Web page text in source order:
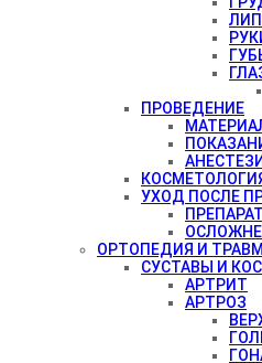
ПРОВЕДЕНИЕ
УХОД ПОСЛЕ
ОРТОПЕДИЯ И
СУСТАВЫ И
АРТРИТ
АРТРОЗ